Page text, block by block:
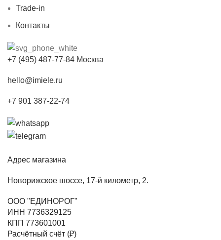
Trade-in
Контакты
+7 (495) 487-77-84 Москва
hello@imiele.ru
+7 901 387-22-74
Адрес магазина
Новорижское шоссе, 17-й километр, 2.
ООО "ЕДИНОРОГ"
ИНН 7736329125
КПП 773601001
Расчётный счёт (₽)